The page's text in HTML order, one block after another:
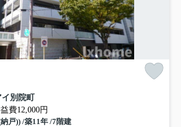
別院町
費12,000円
戸)) /築11年 /7階建